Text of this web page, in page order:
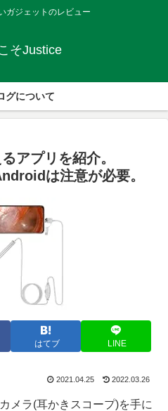
ガジェットのレビュー
そJustice
グについて
アプリを紹介。
は注意が必要。
はてブ LINE
2021.04.25 2022.03.26
メラ(耳かきスコープ)を手に